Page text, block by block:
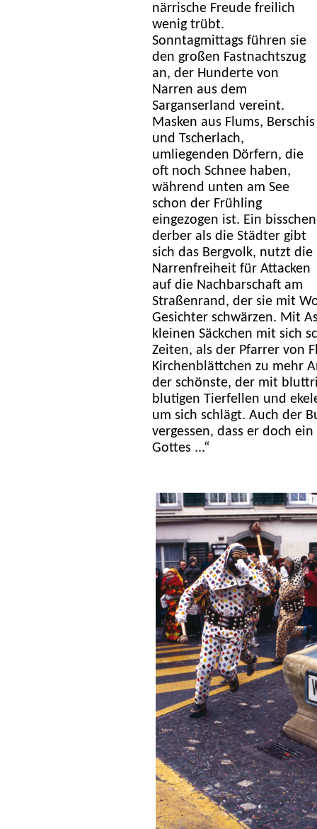
närrische Freude freilich
wenig trübt.
Sonntagmittags führen sie
den großen Fastnachtszug
an, der Hunderte von
Narren aus dem
Sarganserland vereint.
Masken aus Flums, Berschis
und Tscherlach,
umliegenden Dörfern, die
oft noch Schnee haben,
während unten am See
schon der Frühling
eingezogen ist. Ein bisschen
derber als die Städter gibt
sich das Bergvolk, nutzt die
Narrenfreiheit für Attacken
auf die Nachbarschaft am
Straßenrand, der sie mit
Gesichter schwärzen. Mit
kleinen Säckchen mit sich
Zeiten, als der Pfarrer von
Kirchenblättchen zu mehr
der schönste, der mit
blutigen Tierfellen und
um sich schlägt. Auch der
vergessen, dass er doch
Gottes ...“